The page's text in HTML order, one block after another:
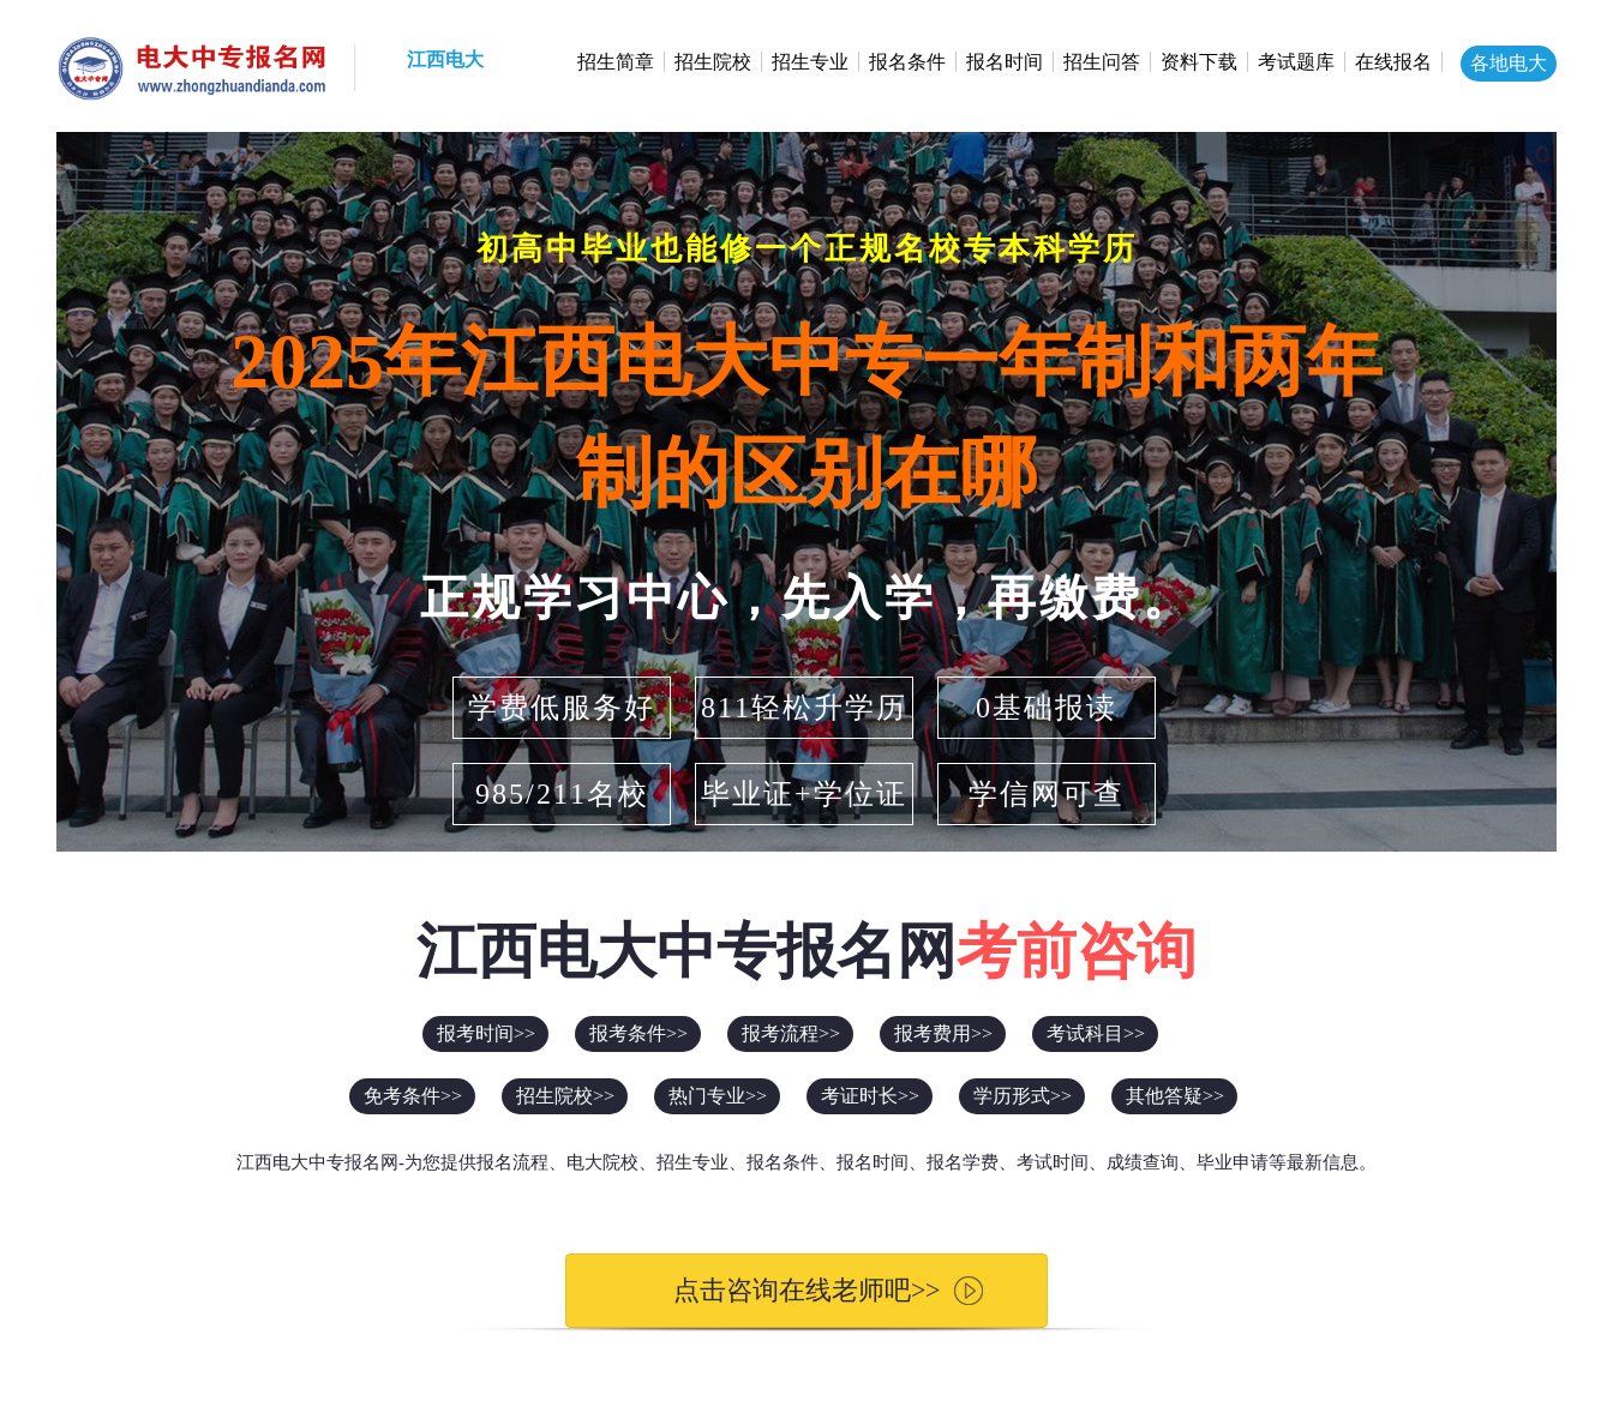
江西电大 招生简章 招生院校 招生专业 报名条件 报名时间 招生问答 资料下载 考试题库 在线报名 各地电大
初高中毕业也能修一个正规名校专本科学历
2025年江西电大中专一年制和两年
制的区别在哪
正规学习中心，先入学，再缴费。
学费低服务好 811轻松升学历 0基础报读
985/211名校 毕业证+学位证 学信网可查
江西电大中专报名网考前咨询
报考时间>> 报考条件>> 报考流程>> 报考费用>> 考试科目>>
免考条件>> 招生院校>> 热门专业>> 考证时长>> 学历形式>> 其他答疑>>
江西电大中专报名网-为您提供报名流程、电大院校、招生专业、报名条件、报名时间、报名学费、考试时间、成绩查询、毕业申请等最新信息。
点击咨询在线老师吧>>